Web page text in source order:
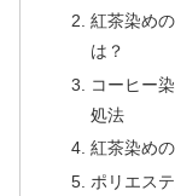
紅茶染め
は？
コーヒー
処法
紅茶染め
ポリエス